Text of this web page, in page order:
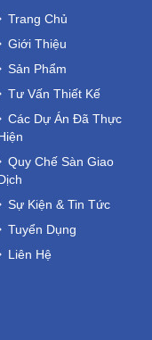
Trang Chủ
Giới Thiệu
Sản Phẩm
Tư Vấn Thiết Kế
Các Dự Án Đã Thực
Quy Chế Sàn Giao
Sự Kiện & Tin Tức
Tuyển Dụng
Liên Hệ